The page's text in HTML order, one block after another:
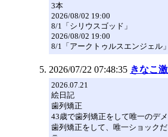
3本
2026/08/02 19:00
8/1「シリウスゴッド」
2026/08/02 19:00
8/1「アークトゥルスエンジェル」
2026/07/22 07:48:35 きなこ
2026.07.21
絵日記
歯列矯正
43歳で歯列矯正をして唯一のデ
歯列矯正をして、唯一ショック